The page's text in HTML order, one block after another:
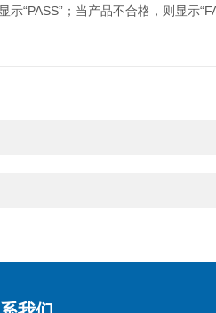
；当产品不合格，则显示